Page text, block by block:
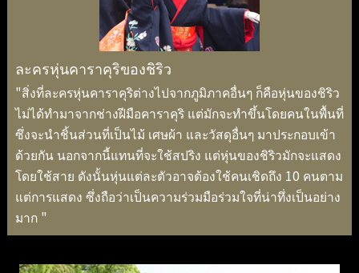
ละครหุ่นคาราคุริของชิริว
"สิ่งที่ละครหุ่นคาราคุริต่างไปจากภูมิภาคอื่นๆ ก็คือหุ่นของชิริว
ไม่ได้ทำมาจากช่างฝีมือคาราคุริ แต่มักจะทำขึ้นโดยคนในพื้นที่
ซึ่งจะนำชิ้นส่วนที่เป็นไม้ เศษผ้า และวัสดุอื่นๆ มาประกอบเข้า
ด้วยกัน นอกจากนี้แทนที่จะใช้สปริง แต่หุ่นของชิริวมักจะแสดง
โดยใช้สาย ดังนั้นหุ่นแต่ละตัวอาจต้องใช้คนเชิดถึง 10 คนตาม
แต่การแสดง ซึ่งถือว่าเป็นความร่วมมือร่วมใจที่น่าทึ่งเป็นอย่าง
มาก "